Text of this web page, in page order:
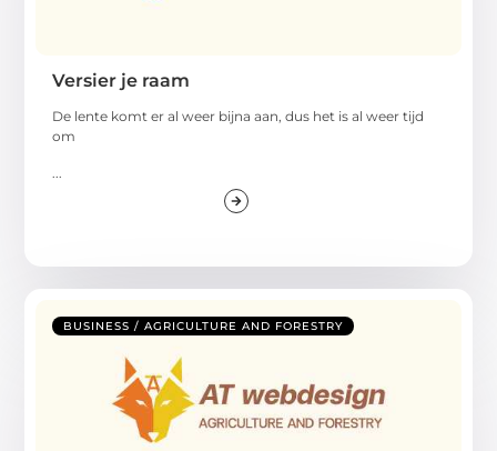
Versier je raam
De lente komt er al weer bijna aan, dus het is al weer tijd
om
BUSINESS / AGRICULTURE AND FORESTRY